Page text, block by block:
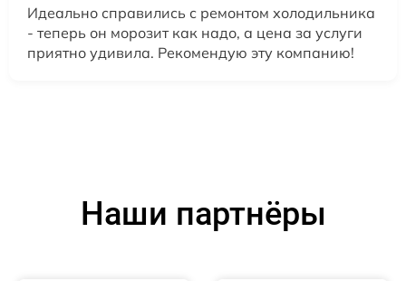
Идеально справились с ремонтом холодильника
- теперь он морозит как надо, а цена за услуги
приятно удивила. Рекомендую эту компанию!
Наши партнёры